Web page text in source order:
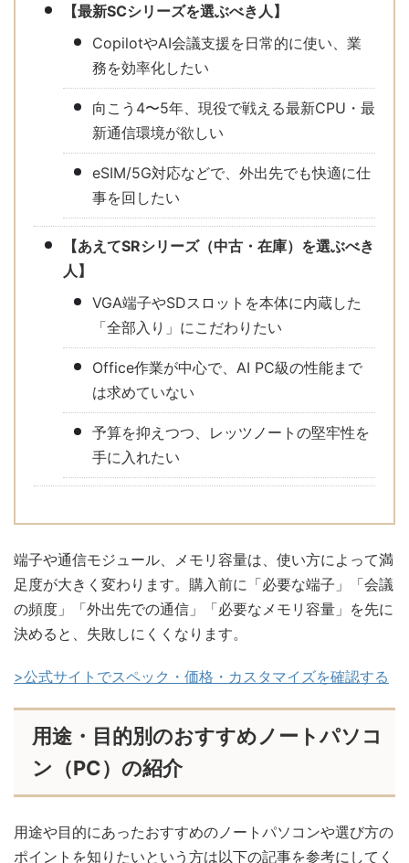
【最新SCシリーズを選ぶべき人】
CopilotやAI会議支援を日常的に使い、業
務を効率化したい
向こう4〜5年、現役で戦える最新CPU・最
新通信環境が欲しい
eSIM/5G対応などで、外出先でも快適に仕
事を回したい
【あえてSRシリーズ（中古・在庫）を選ぶべき
人】
VGA端子やSDスロットを本体に内蔵した
「全部入り」にこだわりたい
Office作業が中心で、AI PC級の性能まで
は求めていない
予算を抑えつつ、レッツノートの堅牢性を
手に入れたい
端子や通信モジュール、メモリ容量は、使い方によって満
足度が大きく変わります。購入前に「必要な端子」「会議
の頻度」「外出先での通信」「必要なメモリ容量」を先に
決めると、失敗しにくくなります。
>公式サイトでスペック・価格・カスタマイズを確認する
用途・目的別のおすすめノートパソコ
ン（PC）の紹介
用途や目的にあったおすすめのノートパソコンや選び方の
ポイントを知りたいという方は以下の記事を参考にしてく